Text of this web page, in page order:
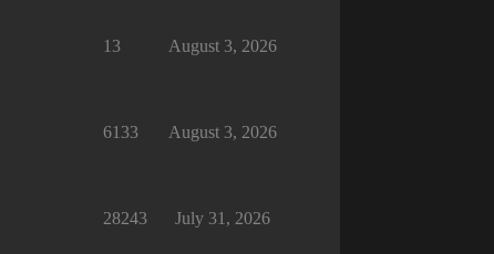
13 August 3, 2026
6133 August 3, 2026
28243 July 31, 2026